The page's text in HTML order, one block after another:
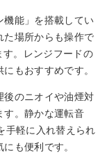
機能」を搭載してい
た場所からも操作で
。レンジフードの
もおすすめです。
後のニオイや油煙対
す。静かな運転音
手軽に入れ替えられ
も便利です。